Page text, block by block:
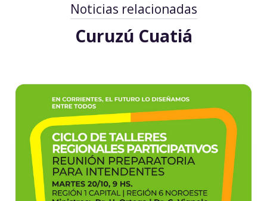
Noticias relacionadas
Curuzú Cuatiá